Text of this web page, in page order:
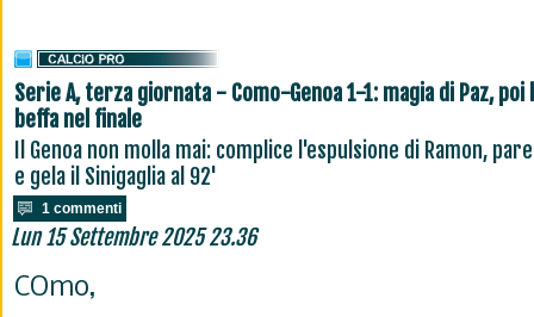
Serie A, terza giornata - Como-Genoa 1-1: magia di Paz, poi
beffa nel finale
Il Genoa non molla mai: complice l'espulsione di Ramon,
e gela il Sinigaglia al 92'
1 commenti
Lun 15 Settembre 2025 23.36
COmo,